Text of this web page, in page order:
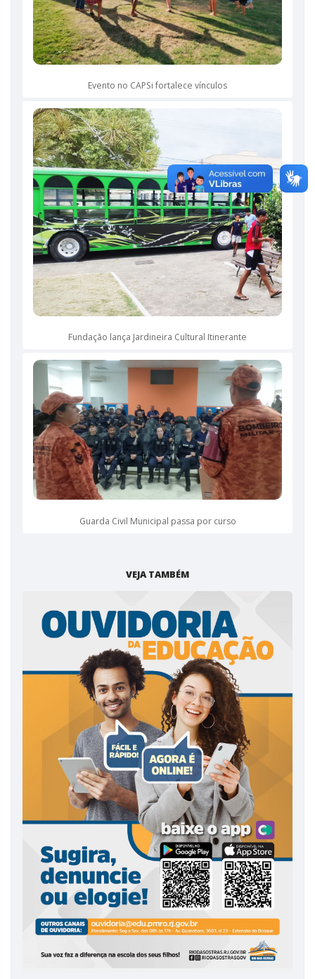
Evento no CAPSi fortalece vínculos
Fundação lança Jardineira Cultural Itinerante
Guarda Civil Municipal passa por curso
VEJA TAMBÉM